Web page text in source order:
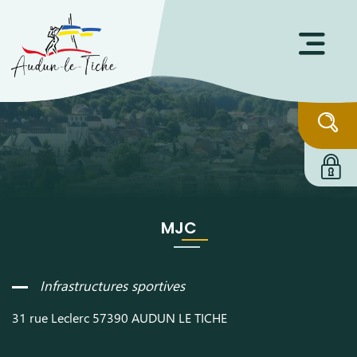
MJC
Infrastructures sportives
31 rue Leclerc 57390 AUDUN LE TICHE